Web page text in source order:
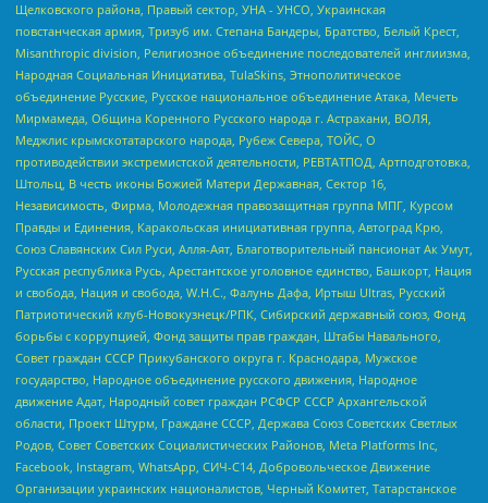
Щелковского района, Правый сектор, УНА - УНСО, Украинская
повстанческая армия, Тризуб им. Степана Бандеры, Братство, Белый Крест,
Misanthropic division, Религиозное объединение последователей инглиизма,
Народная Социальная Инициатива, TulaSkins, Этнополитическое
объединение Русские, Русское национальное объединение Атака, Мечеть
Мирмамеда, Община Коренного Русского народа г. Астрахани, ВОЛЯ,
Меджлис крымскотатарского народа, Рубеж Севера, ТОЙС, О
противодействии экстремистской деятельности, РЕВТАТПОД, Артподготовка,
Штольц, В честь иконы Божией Матери Державная, Сектор 16,
Независимость, Фирма, Молодежная правозащитная группа МПГ, Курсом
Правды и Единения, Каракольская инициативная группа, Автоград Крю,
Союз Славянских Сил Руси, Алля-Аят, Благотворительный пансионат Ак Умут,
Русская республика Русь, Арестантское уголовное единство, Башкорт, Нация
и свобода, Нация и свобода, W.H.С., Фалунь Дафа, Иртыш Ultras, Русский
Патриотический клуб-Новокузнецк/РПК, Сибирский державный союз, Фонд
борьбы с коррупцией, Фонд защиты прав граждан, Штабы Навального,
Совет граждан СССР Прикубанского округа г. Краснодара, Мужское
государство, Народное объединение русского движения, Народное
движение Адат, Народный совет граждан РСФСР СССР Архангельской
области, Проект Штурм, Граждане СССР, Держава Союз Советских Светлых
Родов, Совет Советских Социалистических Районов, Meta Platforms Inc,
Facebook, Instagram, WhatsApp, СИЧ-С14, Добровольческое Движение
Организации украинских националистов, Черный Комитет, Татарстанское